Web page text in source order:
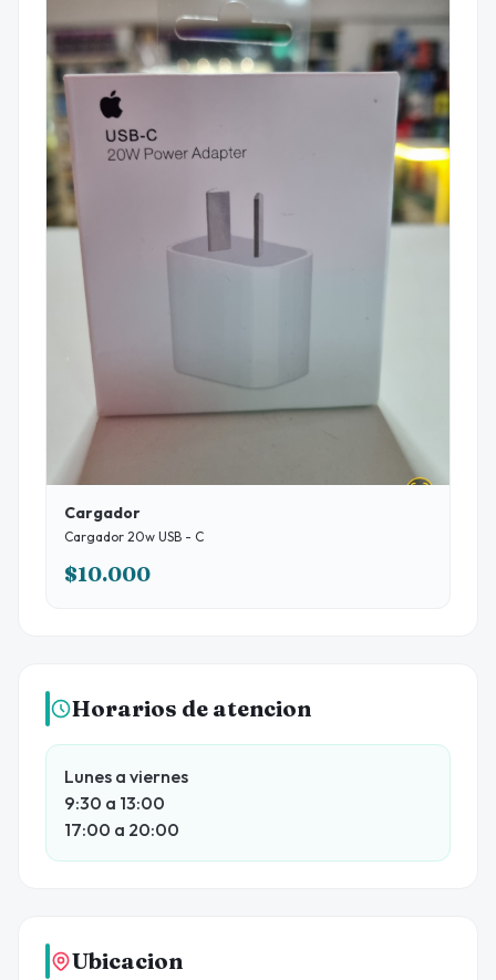
Cargador
Cargador 20w USB - C
$10.000
Horarios de atencion
Lunes a viernes
9:30 a 13:00
17:00 a 20:00
Ubicacion